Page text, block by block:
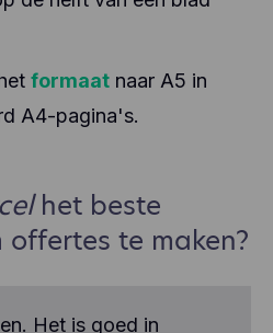
formaat naar A5 in
A4-pagina's.
het beste
te maken?
Het is goed in